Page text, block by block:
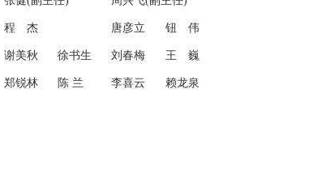
程 杰 唐彦立 钮 伟
谢美秋 徐书生 刘春梅 王 巍
郑锐林 陈 兰 李喜云 赖龙泉